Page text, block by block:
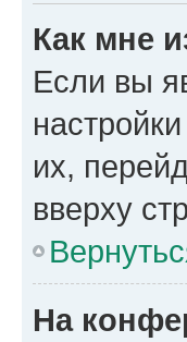
Как мне
Если вы
их,
вверху
На